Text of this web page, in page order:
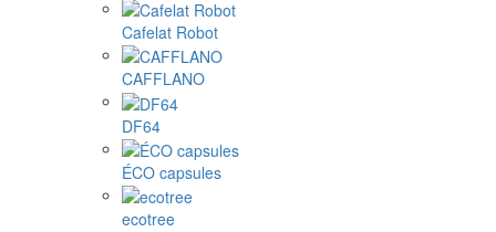
Cafelat Robot
CAFFLANO
DF64
ÉCO capsules
ecotree